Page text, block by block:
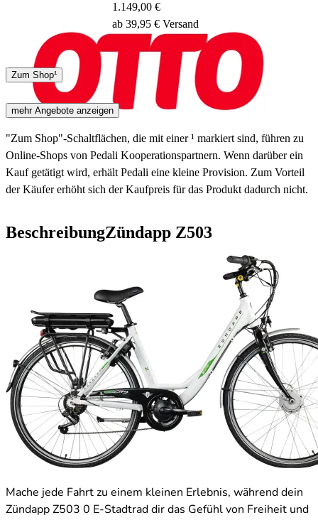
6 - 8 Tage
1.149,00 €
ab 39,95 € Versand
Zum Shop¹
mehr Angebote anzeigen
"Zum Shop"-Schaltflächen, die mit einer ¹ markiert sind, führen zu
Online-Shops von Pedali Kooperationspartnern. Wenn darüber ein
Kauf getätigt wird, erhält Pedali eine kleine Provision. Zum Vorteil
der Käufer erhöht sich der Kaufpreis für das Produkt dadurch nicht.
BeschreibungZündapp Z503
Mache jede Fahrt zu einem kleinen Erlebnis, während dein
Zündapp Z503 0 E-Stadtrad dir das Gefühl von Freiheit und